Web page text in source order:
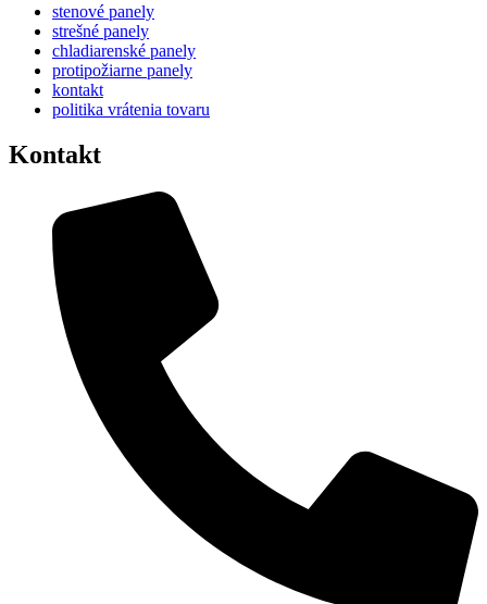
stenové panely
strešné panely
chladiarenské panely
protipožiarne panely
kontakt
politika vrátenia tovaru
Kontakt